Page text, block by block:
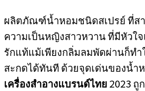
ผลิตภัณฑ์น้ำหอมชนิดสเปรย์ ที่ส
ความเป็นหญิงสาวหวาน ที่มีหัวใ
รักแท้แม้เพียงกลิ่มลมพัดผ่านก็ท
สะกดได้ทันที ด้วยจุดเด่นของน้ำ
เครื่องสำอางแบรนด์ไทย 2023 ถู